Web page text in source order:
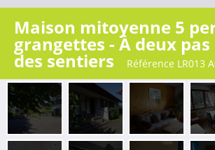
Maison mitoyenne 5
grangettes - À deux
des sentiers Référence LR013